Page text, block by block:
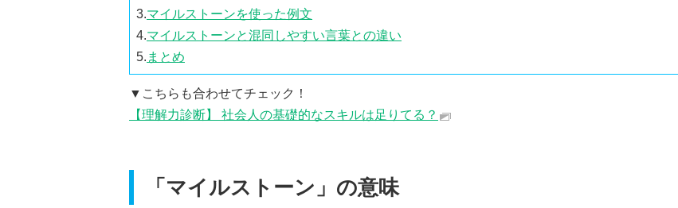
3.マイルストーンを使った例文
4.マイルストーンと混同しやすい言葉との違い
5. まとめ
▼こちらも合わせてチェック！
【理解力診断】 社会人の基礎的なスキルは足りてる？
「マイルストーン」の意味